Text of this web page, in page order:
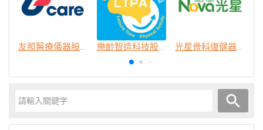
友照醫療儀器股份有限公司 樂齡智造科技股份有限公司 光星骨科復健器材股份有限公司